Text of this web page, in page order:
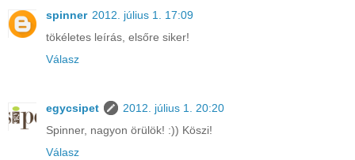
spinner 2012. július 1. 17:09
tökéletes leírás, elsőre siker!
Válasz
egycsipet
2012. július 1. 20:20
Spinner, nagyon örülök! :)) Köszi!
Válasz